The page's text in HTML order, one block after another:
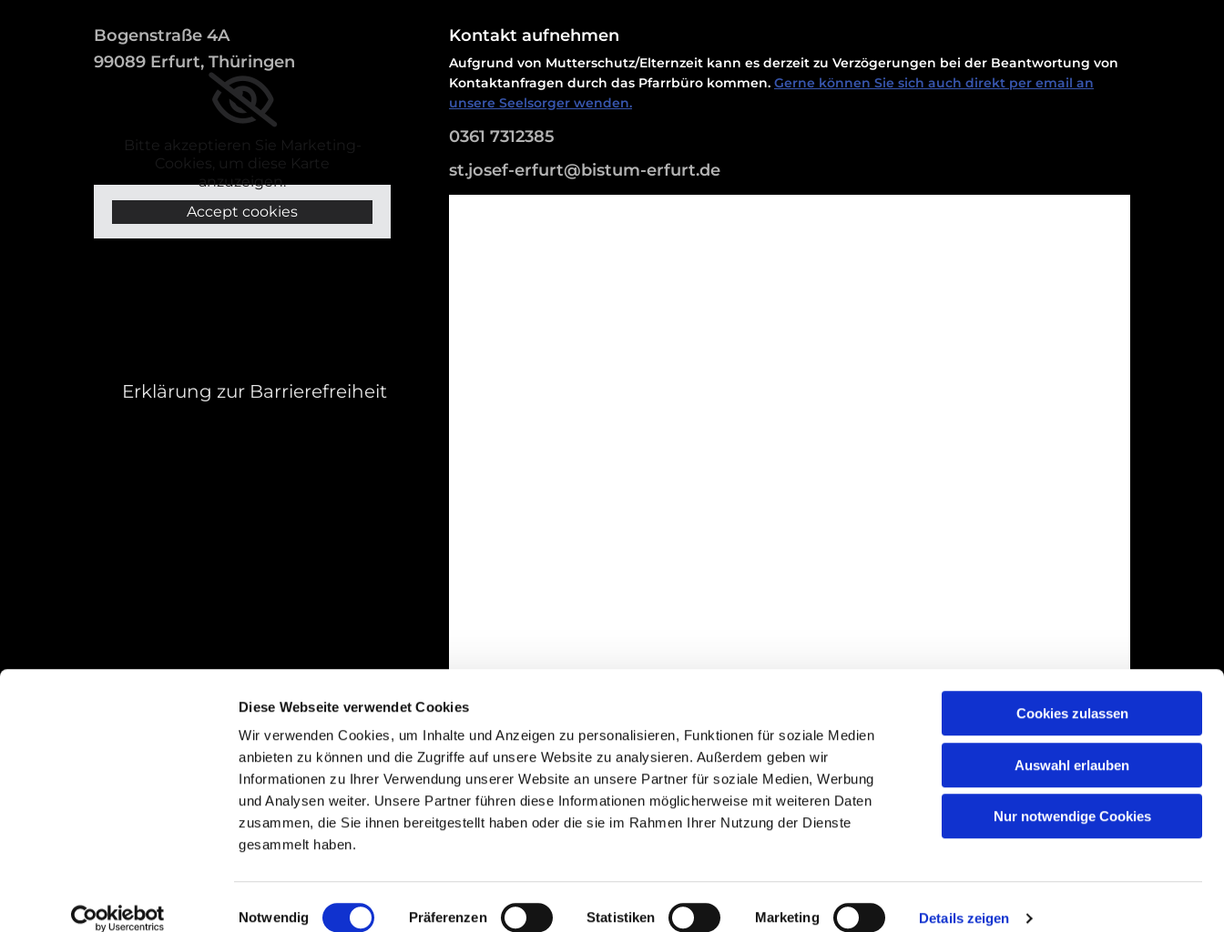
Diese Webseite verwendet Cookies
Wir verwenden Cookies, um Inhalte und Anzeigen zu personalisieren, Funktionen für soziale Medien
anbieten zu können und die Zugriffe auf unsere Website zu analysieren. Außerdem geben wir
Informationen zu Ihrer Verwendung unserer Website an unsere Partner für soziale Medien, Werbung
und Analysen weiter. Unsere Partner führen diese Informationen möglicherweise mit weiteren Daten
zusammen, die Sie ihnen bereitgestellt haben oder die sie im Rahmen Ihrer Nutzung der Dienste
gesammelt haben.
Einwilligungsauswahl
Notwendig Präferenzen Statistiken Marketing Details zeigen
Cookies zulassen
Auswahl erlauben
Nur notwendige Cookies
Bogenstraße 4A
99089 Erfurt, Thüringen
Bitte akzeptieren Sie Marketing-
Cookies, um diese Karte
anzuzeigen.
Accept cookies
Erklärung zur Barrierefreiheit
Kontakt aufnehmen
Aufgrund von Mutterschutz/Elternzeit kann es derzeit zu Verzögerungen bei der Beantwortung von
Kontaktanfragen durch das Pfarrbüro kommen. Gerne können Sie sich auch direkt per email an
unsere Seelsorger wenden.
0361 7312385
st.josef-erfurt@bistum-erfurt.de